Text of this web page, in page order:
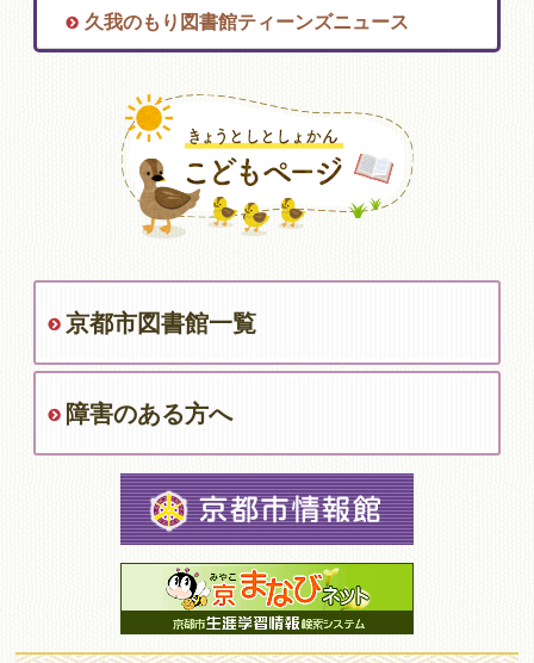
久我のもり図書館ティーンズニュース
京都市図書館一覧
障害のある方へ